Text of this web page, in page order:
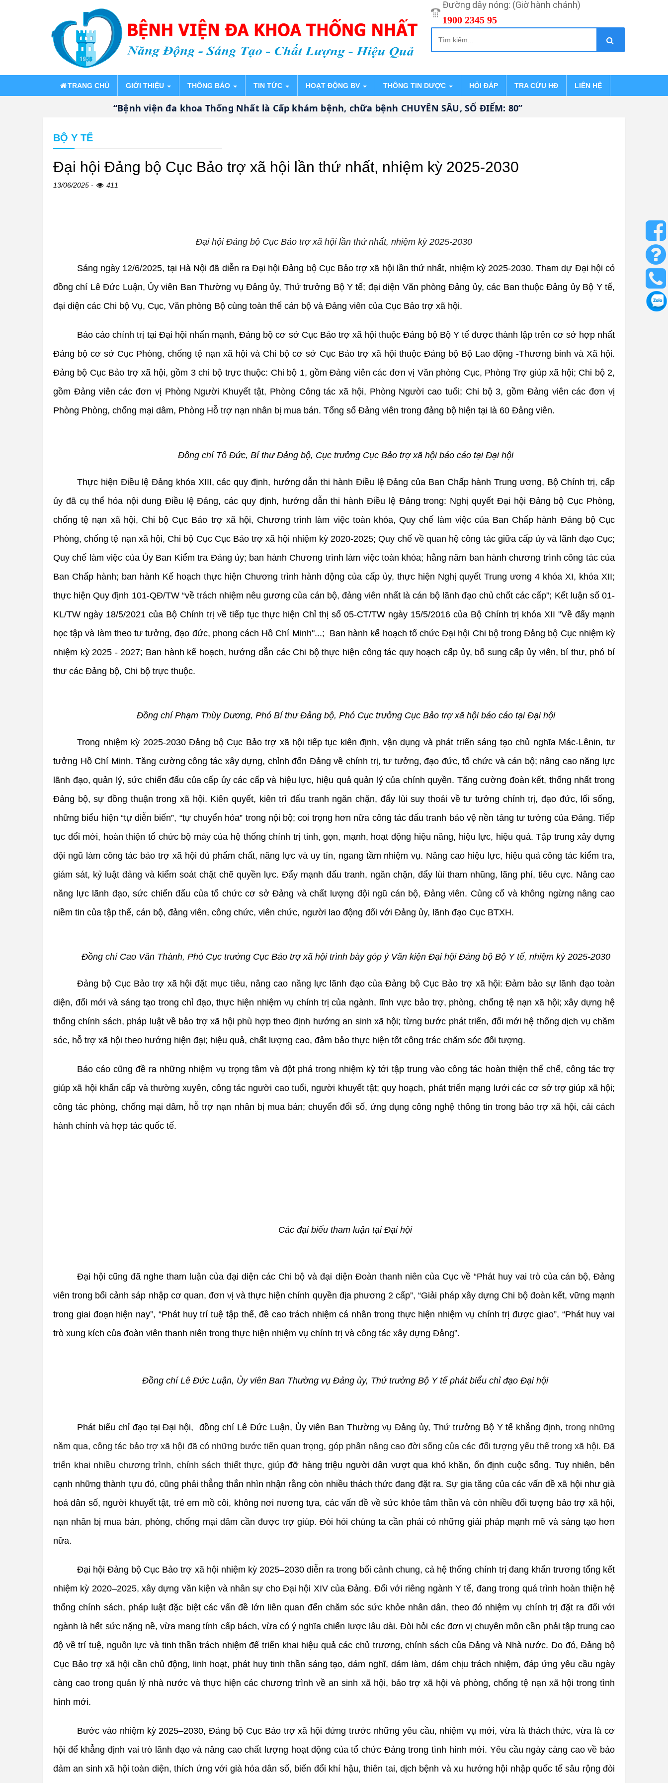
Đường dây nóng: (Giờ hành chánh)
1900 2345 95
TRANG CHỦ GIỚI THIỆU THÔNG BÁO TIN TỨC HOẠT ĐỘNG BV THÔNG TIN DƯỢC HỎI ĐÁP TRA CỨU HĐ LIÊN HỆ
“Bệnh viện đa khoa Thống Nhất là Cấp khám bệnh, chữa bệnh CHUYÊN SÂU, SỐ ĐIỂM: 80”
BỘ Y TẾ
Đại hội Đảng bộ Cục Bảo trợ xã hội lần thứ nhất, nhiệm kỳ 2025-2030
13/06/2025 - 411
Đại hội Đảng bộ Cục Bảo trợ xã hội lần thứ nhất, nhiệm kỳ 2025-2030
Sáng ngày 12/6/2025, tại Hà Nội đã diễn ra Đại hội Đảng bộ Cục Bảo trợ xã hội lần thứ nhất, nhiệm kỳ 2025-2030. Tham dự Đại hội có
đồng chí Lê Đức Luận, Ủy viên Ban Thường vụ Đảng ủy, Thứ trưởng Bộ Y tế; đại diện Văn phòng Đảng ủy, các Ban thuộc Đảng ủy Bộ Y tế,
đại diện các Chi bộ Vụ, Cục, Văn phòng Bộ cùng toàn thể cán bộ và Đảng viên của Cục Bảo trợ xã hội.
Báo cáo chính trị tại Đại hội nhấn mạnh, Đảng bộ cơ sở Cục Bảo trợ xã hội thuộc Đảng bộ Bộ Y tế được thành lập trên cơ sở hợp nhất
Đảng bộ cơ sở Cục Phòng, chống tệ nạn xã hội và Chi bộ cơ sở Cục Bảo trợ xã hội thuộc Đảng bộ Bộ Lao động -Thương binh và Xã hội.
Đảng bộ Cục Bảo trợ xã hội, gồm 3 chi bộ trực thuộc: Chi bộ 1, gồm Đảng viên các đơn vị Văn phòng Cục, Phòng Trợ giúp xã hội; Chi bộ 2,
gồm Đảng viên các đơn vị Phòng Người Khuyết tật, Phòng Công tác xã hội, Phòng Người cao tuổi; Chi bộ 3, gồm Đảng viên các đơn vị
Phòng Phòng, chống mại dâm, Phòng Hỗ trợ nạn nhân bị mua bán. Tổng số Đảng viên trong đảng bộ hiện tại là 60 Đảng viên.
Đồng chí Tô Đức, Bí thư Đảng bộ, Cục trưởng Cục Bảo trợ xã hội báo cáo tại Đại hội
Thực hiện Điều lệ Đảng khóa XIII, các quy định, hướng dẫn thi hành Điều lệ Đảng của Ban Chấp hành Trung ương, Bộ Chính trị, cấp
ủy đã cụ thể hóa nội dung Điều lệ Đảng, các quy định, hướng dẫn thi hành Điều lệ Đảng trong: Nghị quyết Đại hội Đảng bộ Cục Phòng,
chống tệ nạn xã hội, Chi bộ Cục Bảo trợ xã hội, Chương trình làm việc toàn khóa, Quy chế làm việc của Ban Chấp hành Đảng bộ Cục
Phòng, chống tệ nạn xã hội, Chi bộ Cục Cục Bảo trợ xã hội nhiệm kỳ 2020-2025; Quy chế về quan hệ công tác giữa cấp ủy và lãnh đạo Cục;
Quy chế làm việc của Ủy Ban Kiểm tra Đảng ủy; ban hành Chương trình làm việc toàn khóa; hằng năm ban hành chương trình công tác của
Ban Chấp hành; ban hành Kế hoạch thực hiện Chương trình hành động của cấp ủy, thực hiện Nghị quyết Trung ương 4 khóa XI, khóa XII;
thực hiện Quy định 101-QĐ/TW “về trách nhiệm nêu gương của cán bộ, đảng viên nhất là cán bộ lãnh đạo chủ chốt các cấp”; Kết luận số 01-
KL/TW ngày 18/5/2021 của Bộ Chính trị về tiếp tục thực hiện Chỉ thị số 05-CT/TW ngày 15/5/2016 của Bộ Chính trị khóa XII "Về đẩy mạnh
học tập và làm theo tư tưởng, đạo đức, phong cách Hồ Chí Minh"...; Ban hành kế hoạch tổ chức Đại hội Chi bộ trong Đảng bộ Cục nhiệm kỳ
nhiệm kỳ 2025 - 2027; Ban hành kế hoạch, hướng dẫn các Chi bộ thực hiện công tác quy hoạch cấp ủy, bổ sung cấp ủy viên, bí thư, phó bí
thư các Đảng bộ, Chi bộ trực thuộc.
Đồng chí Phạm Thùy Dương, Phó Bí thư Đảng bộ, Phó Cục trưởng Cục Bảo trợ xã hội báo cáo tại Đại hội
Trong nhiệm kỳ 2025-2030 Đảng bộ Cục Bảo trợ xã hội tiếp tục kiên định, vận dụng và phát triển sáng tạo chủ nghĩa Mác-Lênin, tư
tưởng Hồ Chí Minh. Tăng cường công tác xây dựng, chỉnh đốn Đảng về chính trị, tư tưởng, đạo đức, tổ chức và cán bộ; nâng cao năng lực
lãnh đạo, quản lý, sức chiến đấu của cấp ủy các cấp và hiệu lực, hiệu quả quản lý của chính quyền. Tăng cường đoàn kết, thống nhất trong
Đảng bộ, sự đồng thuận trong xã hội. Kiên quyết, kiên trì đấu tranh ngăn chặn, đẩy lùi suy thoái về tư tưởng chính trị, đạo đức, lối sống,
những biểu hiện “tự diễn biến”, “tự chuyển hóa” trong nội bộ; coi trọng hơn nữa công tác đấu tranh bảo vệ nền tảng tư tưởng của Đảng. Tiếp
tục đổi mới, hoàn thiện tổ chức bộ máy của hệ thống chính trị tinh, gọn, mạnh, hoạt động hiệu năng, hiệu lực, hiệu quả. Tập trung xây dựng
đội ngũ làm công tác bảo trợ xã hội đủ phẩm chất, năng lực và uy tín, ngang tầm nhiệm vụ. Nâng cao hiệu lực, hiệu quả công tác kiểm tra,
giám sát, kỷ luật đảng và kiểm soát chặt chẽ quyền lực. Đẩy mạnh đấu tranh, ngăn chặn, đẩy lùi tham nhũng, lãng phí, tiêu cực. Nâng cao
năng lực lãnh đạo, sức chiến đấu của tổ chức cơ sở Đảng và chất lượng đội ngũ cán bộ, Đảng viên. Củng cố và không ngừng nâng cao
niềm tin của tập thể, cán bộ, đảng viên, công chức, viên chức, người lao động đối với Đảng ủy, lãnh đạo Cục BTXH.
Đồng chí Cao Văn Thành, Phó Cục trưởng Cục Bảo trợ xã hội trình bày góp ý Văn kiện Đại hội Đảng bộ Bộ Y tế, nhiệm kỳ 2025-2030
Đảng bộ Cục Bảo trợ xã hội đặt mục tiêu, nâng cao năng lực lãnh đạo của Đảng bộ Cục Bảo trợ xã hội: Đảm bảo sự lãnh đạo toàn
diện, đổi mới và sáng tạo trong chỉ đạo, thực hiện nhiệm vụ chính trị của ngành, lĩnh vực bảo trợ, phòng, chống tệ nạn xã hội; xây dựng hệ
thống chính sách, pháp luật về bảo trợ xã hội phù hợp theo định hướng an sinh xã hội; từng bước phát triển, đổi mới hệ thống dịch vụ chăm
sóc, hỗ trợ xã hội theo hướng hiện đại; hiệu quả, chất lượng cao, đảm bảo thực hiện tốt công trác chăm sóc đối tượng.
Báo cáo cũng đề ra những nhiệm vụ trọng tâm và đột phá trong nhiệm kỳ tới tập trung vào công tác hoàn thiện thể chế, công tác trợ
giúp xã hội khẩn cấp và thường xuyên, công tác người cao tuổi, người khuyết tật; quy hoạch, phát triển mạng lưới các cơ sở trợ giúp xã hội;
công tác phòng, chống mại dâm, hỗ trợ nạn nhân bị mua bán; chuyển đổi số, ứng dụng công nghệ thông tin trong bảo trợ xã hội, cải cách
hành chính và hợp tác quốc tế.
Các đại biểu tham luận tại Đại hội
Đại hội cũng đã nghe tham luận của đại diện các Chi bộ và đại diện Đoàn thanh niên của Cục về “Phát huy vai trò của cán bộ, Đảng
viên trong bối cảnh sáp nhập cơ quan, đơn vị và thực hiện chính quyền địa phương 2 cấp”, “Giải pháp xây dựng Chi bộ đoàn kết, vững mạnh
trong giai đoạn hiện nay”, “Phát huy trí tuệ tập thể, đề cao trách nhiệm cá nhân trong thực hiện nhiệm vụ chính trị được giao”, “Phát huy vai
trò xung kích của đoàn viên thanh niên trong thực hiện nhiệm vụ chính trị và công tác xây dựng Đảng”.
Đồng chí Lê Đức Luận, Ủy viên Ban Thường vụ Đảng ủy, Thứ trưởng Bộ Y tế phát biểu chỉ đạo Đại hội
Phát biểu chỉ đạo tại Đại hội, đồng chí Lê Đức Luận, Ủy viên Ban Thường vụ Đảng ủy, Thứ trưởng Bộ Y tế khẳng định,trong những
năm qua, công tác bảo trợ xã hội đã có những bước tiến quan trọng, góp phần nâng cao đời sống của các đối tượng yếu thế trong xã hội. Đã
triển khai nhiều chương trình, chính sách thiết thực, giúpđỡ hàng triệu người dân vượt qua khó khăn, ổn định cuộc sống. Tuy nhiên, bên
cạnh những thành tựu đó, cũng phải thẳng thắn nhìn nhận rằng còn nhiều thách thức đang đặt ra. Sự gia tăng của các vấn đề xã hội như già
hoá dân số, người khuyết tật, trẻ em mồ côi, không nơi nương tựa, các vấn đề về sức khỏe tâm thần và còn nhiều đối tượng bảo trợ xã hội,
nạn nhân bị mua bán, phòng, chống mại dâm cần được trợ giúp. Đòi hỏi chúng ta cần phải có những giải pháp mạnh mẽ và sáng tạo hơn
nữa.
Đại hội Đảng bộ Cục Bảo trợ xã hội nhiệm kỳ 2025–2030 diễn ra trong bối cảnh chung, cả hệ thống chính trị đang khẩn trương tổng kết
nhiệm kỳ 2020–2025, xây dựng văn kiện và nhân sự cho Đại hội XIV của Đảng. Đối với riêng ngành Y tế, đang trong quá trình hoàn thiện hệ
thống chính sách, pháp luật đặc biệt các vấn đề lớn liên quan đến chăm sóc sức khỏe nhân dân, theo đó nhiệm vụ chính trị đặt ra đối với
ngành là hết sức nặng nề, vừa mang tính cấp bách, vừa có ý nghĩa chiến lược lâu dài. Đòi hỏi các đơn vị chuyên môn cần phải tập trung cao
độ về trí tuệ, nguồn lực và tinh thần trách nhiệm để triển khai hiệu quả các chủ trương, chính sách của Đảng và Nhà nước. Do đó, Đảng bộ
Cục Bảo trợ xã hội cần chủ động, linh hoạt, phát huy tinh thần sáng tạo, dám nghĩ, dám làm, dám chịu trách nhiệm, đáp ứng yêu cầu ngày
càng cao trong quản lý nhà nước và thực hiện các chương trình về an sinh xã hội, bảo trợ xã hội và phòng, chống tệ nạn xã hội trong tình
hình mới.
Bước vào nhiệm kỳ 2025–2030, Đảng bộ Cục Bảo trợ xã hội đứng trước những yêu cầu, nhiệm vụ mới, vừa là thách thức, vừa là cơ
hội để khẳng định vai trò lãnh đạo và nâng cao chất lượng hoạt động của tổ chức Đảng trong tình hình mới. Yêu cầu ngày càng cao về bảo
đảm an sinh xã hội toàn diện, thích ứng với già hóa dân số, biến đổi khí hậu, thiên tai, dịch bệnh và xu hướng hội nhập quốc tế sâu rộng đòi